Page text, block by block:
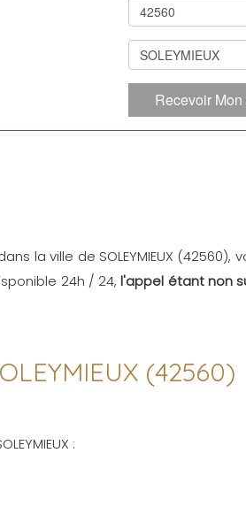
Recevoir
la ville de SOLEYMIEUX (42560),
24h / 24,l'appel étant non
(42560)
: